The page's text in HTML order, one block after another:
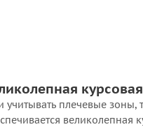
учитывать плечевые зоны,
великолепная